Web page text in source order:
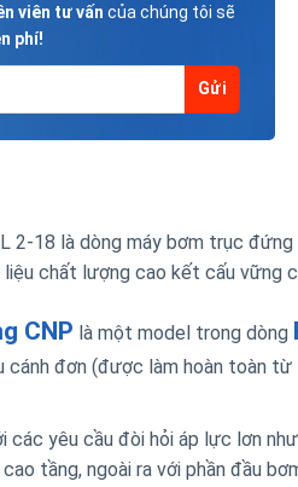
viên tư vấn của chúng tôi sẽ
phí!
2-18 là dòng máy bơm trục
liệu chất lượng cao kết cấu vững
CNP là một model trong dòng
cánh đơn (được làm hoàn toàn
các yêu cầu đòi hỏi áp lực lơn
tầng, ngoài ra với phần đầu